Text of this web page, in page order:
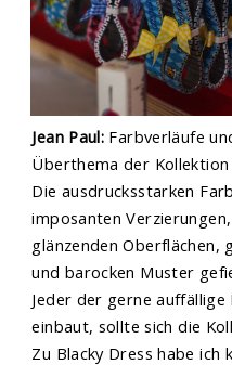
Jean Paul: Farbverläufe
Überthema der
Die ausdrucksstarken
imposanten
glänzenden Oberflächen,
und barocken Muster
Jeder der gerne auffällige
einbaut, sollte sich die
Zu Blacky Dress habe ich